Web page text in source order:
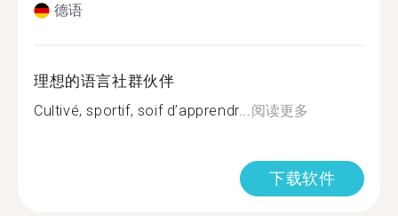
德语
理想的语言社群伙伴
Cultivé, sportif, soif d’apprendr...阅读更多
下载软件